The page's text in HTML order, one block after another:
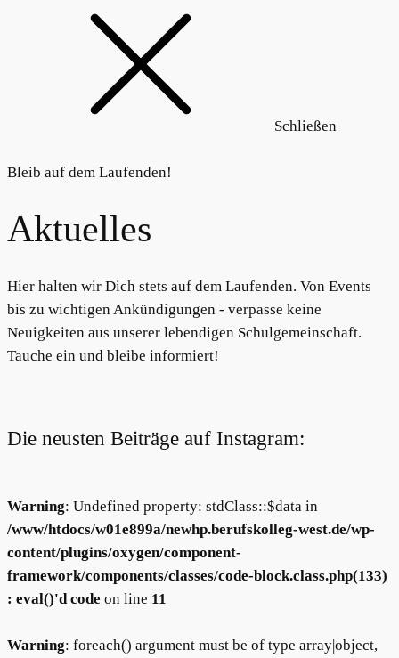
Schließen
Bleib auf dem Laufenden!
Aktuelles
Hier halten wir Dich stets auf dem Laufenden. Von Events
bis zu wichtigen Ankündigungen - verpasse keine
Neuigkeiten aus unserer lebendigen Schulgemeinschaft.
Tauche ein und bleibe informiert!
Die neusten Beiträge auf Instagram:
Warning: Undefined property: stdClass::$data in
/www/htdocs/w01e899a/newhp.berufskolleg-west.de/wp-
content/plugins/oxygen/component-
framework/components/classes/code-block.class.php(133)
: eval()'d code on line 11
Warning: foreach() argument must be of type array|object,